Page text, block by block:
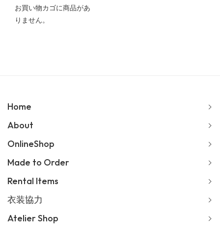
お買い物カゴに商品があ
りません。
Home
About
OnlineShop
Made to Order
Rental Items
衣装協力
Atelier Shop